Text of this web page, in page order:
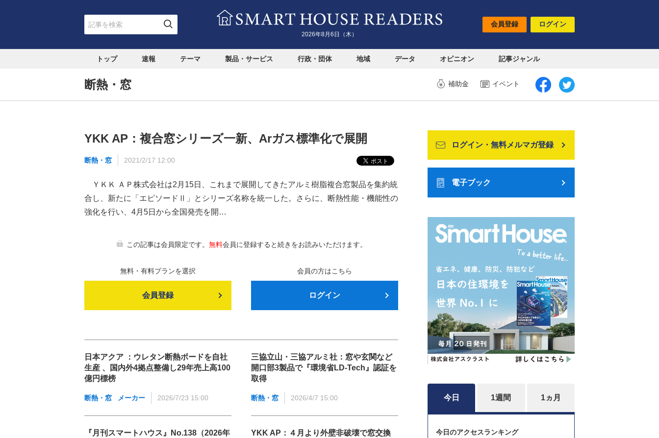
2026年8月6日（木）
会員登録 ログイン
トップ 速報 テーマ 製品・サービス 行政・団体 地域 データ オピニオン 記事ジャンル
断熱・窓 補助金 イベント
YKK AP：複合窓シリーズ一新、Arガス標準化で展開
断熱・窓 2021/2/17 12:00
ＹＫＫ ＡＰ株式会社は2月15日、これまで展開してきたアルミ樹脂複合窓製品を集約統
合し、新たに「エピソードⅡ」とシリーズ名称を統一した。さらに、断熱性能・機能性の
強化を行い、4月5日から全国発売を開…
この記事は会員限定です。 無料会員に登録すると続きをお読みいただけます。
無料・有料プランを選択
会員登録
会員の方はこちら
ログイン
日本アクア ：ウレタン断熱ボードを自社
生産 、国内外4拠点整備し29年売上高100
億円標榜
断熱・窓 メーカー 2026/7/23 15:00
三協立山・三協アルミ社：窓や玄関など
開口部3製品で『環境省LD-Tech』認証を
取得
断熱・窓 2026/4/7 15:00
『月刊スマートハウス』No.138（2026年
YKK AP：４月より外壁非破壊で窓交換
ログイン・無料メルマガ登録
電子ブック
今日 1週間 1ヵ月
今日のアクセスランキング